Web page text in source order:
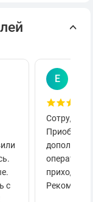
с
Е
приходило